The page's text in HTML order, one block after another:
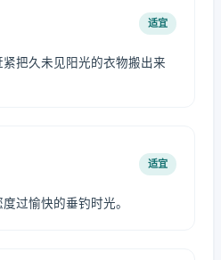
适宜
把久未见阳光的衣物搬出来
适宜
过愉快的垂钓时光。